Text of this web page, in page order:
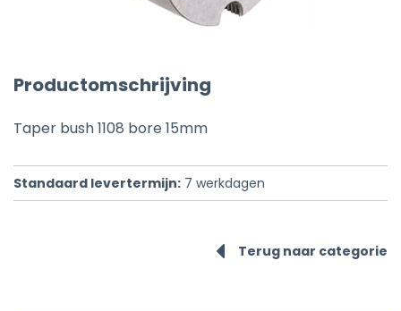
Productomschrijving
Taper bush 1108 bore 15mm
Standaard levertermijn: 7 werkdagen
Terug naar categorie